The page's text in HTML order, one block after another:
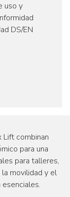
uso y
DS/EN
Lift combinan
para una
para talleres,
movilidad y el